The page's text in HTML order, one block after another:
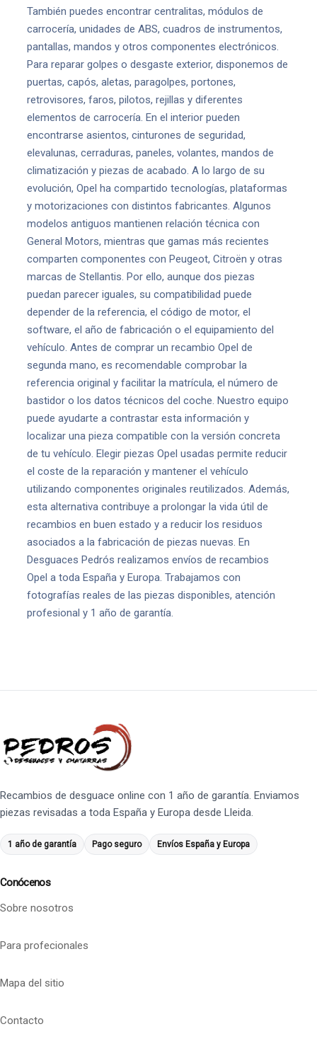
También puedes encontrar centralitas, módulos de
carrocería, unidades de ABS, cuadros de instrumentos,
pantallas, mandos y otros componentes electrónicos.
Para reparar golpes o desgaste exterior, disponemos de
puertas, capós, aletas, paragolpes, portones,
retrovisores, faros, pilotos, rejillas y diferentes
elementos de carrocería. En el interior pueden
encontrarse asientos, cinturones de seguridad,
elevalunas, cerraduras, paneles, volantes, mandos de
climatización y piezas de acabado. A lo largo de su
evolución, Opel ha compartido tecnologías, plataformas
y motorizaciones con distintos fabricantes. Algunos
modelos antiguos mantienen relación técnica con
General Motors, mientras que gamas más recientes
comparten componentes con Peugeot, Citroën y otras
marcas de Stellantis. Por ello, aunque dos piezas
puedan parecer iguales, su compatibilidad puede
depender de la referencia, el código de motor, el
software, el año de fabricación o el equipamiento del
vehículo. Antes de comprar un recambio Opel de
segunda mano, es recomendable comprobar la
referencia original y facilitar la matrícula, el número de
bastidor o los datos técnicos del coche. Nuestro equipo
puede ayudarte a contrastar esta información y
localizar una pieza compatible con la versión concreta
de tu vehículo. Elegir piezas Opel usadas permite reducir
el coste de la reparación y mantener el vehículo
utilizando componentes originales reutilizados. Además,
esta alternativa contribuye a prolongar la vida útil de
recambios en buen estado y a reducir los residuos
asociados a la fabricación de piezas nuevas. En
Desguaces Pedrós realizamos envíos de recambios
Opel a toda España y Europa. Trabajamos con
fotografías reales de las piezas disponibles, atención
profesional y 1 año de garantía.
Recambios de desguace online con 1 año de garantía. Enviamos
piezas revisadas a toda España y Europa desde Lleida.
1 año de garantía Pago seguro Envíos España y Europa
Conócenos
Sobre nosotros
Para profecionales
Mapa del sitio
Contacto